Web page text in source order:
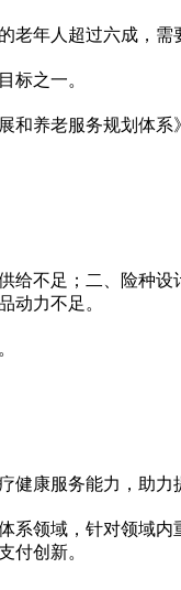
年人超过六成，需
标之一。
和养老服务规划体
不足；二、险种
动力不足。
健康服务能力，助力
领域，针对领域
付创新。